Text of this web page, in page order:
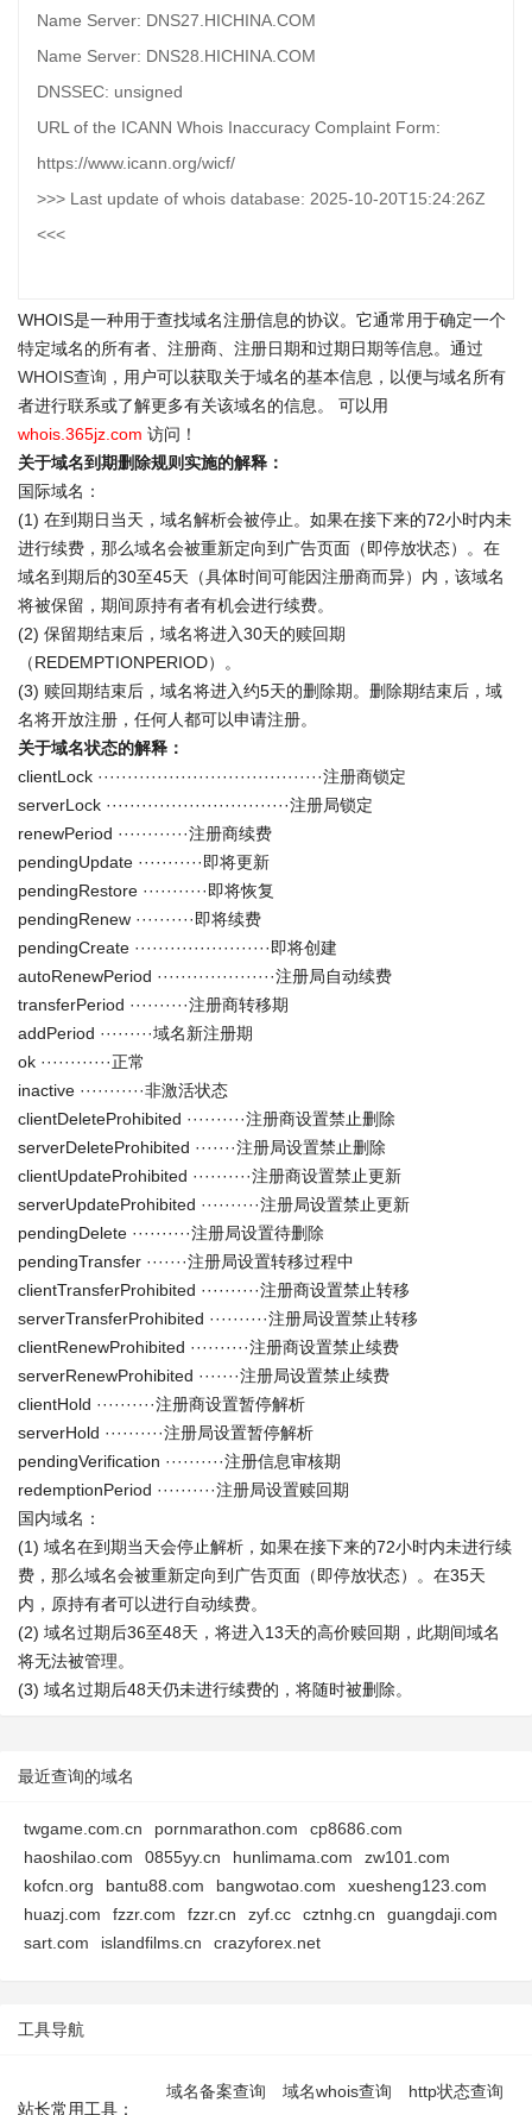
Name Server: DNS27.HICHINA.COM
Name Server: DNS28.HICHINA.COM
DNSSEC: unsigned
URL of the ICANN Whois Inaccuracy Complaint Form:
https://www.icann.org/wicf/
>>> Last update of whois database: 2025-10-20T15:24:26Z
<<<
WHOIS是一种用于查找域名注册信息的协议。它通常用于确定一个
特定域名的所有者、注册商、注册日期和过期日期等信息。通过
WHOIS查询 ，用户可以获取关于域名的基本信息，以便与域名所有
者进行联系或了解更多有关该域名的信息。 可以用
whois.365jz.com 访问！
关于域名到期删除规则实施的解释：
国际域名：
(1) 在到期日当天，域名解析会被停止。如果在接下来的72小时内未
进行续费，那么域名会被重新定向到广告页面（即停放状态）。在
域名到期后的30至45天（具体时间可能因注册商而异）内，该域名
将被保留，期间原持有者有机会进行续费。
(2) 保留期结束后，域名将进入30天的赎回期
（REDEMPTIONPERIOD）。
(3) 赎回期结束后，域名将进入约5天的删除期。删除期结束后，域
名将开放注册，任何人都可以申请注册。
关于域名状态的解释：
clientLock ······································注册商锁定
serverLock ·······························注册局锁定
renewPeriod ············注册商续费
pendingUpdate ···········即将更新
pendingRestore ···········即将恢复
pendingRenew ··········即将续费
pendingCreate ·······················即将创建
autoRenewPeriod ····················注册局自动续费
transferPeriod ··········注册商转移期
addPeriod ·········域名新注册期
ok ············正常
inactive ···········非激活状态
clientDeleteProhibited ··········注册商设置禁止删除
serverDeleteProhibited ·······注册局设置禁止删除
clientUpdateProhibited ··········注册商设置禁止更新
serverUpdateProhibited ··········注册局设置禁止更新
pendingDelete ··········注册局设置待删除
pendingTransfer ·······注册局设置转移过程中
clientTransferProhibited ··········注册商设置禁止转移
serverTransferProhibited ··········注册局设置禁止转移
clientRenewProhibited ··········注册商设置禁止续费
serverRenewProhibited ·······注册局设置禁止续费
clientHold ··········注册商设置暂停解析
serverHold ··········注册局设置暂停解析
pendingVerification ··········注册信息审核期
redemptionPeriod ··········注册局设置赎回期
国内域名：
(1) 域名在到期当天会停止解析，如果在接下来的72小时内未进行续
费，那么域名会被重新定向到广告页面（即停放状态）。在35天
内，原持有者可以进行自动续费。
(2) 域名过期后36至48天，将进入13天的高价赎回期，此期间域名
将无法被管理。
(3) 域名过期后48天仍未进行续费的，将随时被删除。
最近查询的域名
twgame.com.cn pornmarathon.com
cp8686.com
haoshilao.com
0855yy.cn hunlimama.com
zw101.com
kofcn.org
bantu88.com bangwotao.com
xuesheng123.com
huazj.com
fzzr.com fzzr.cn zyf.cc cztnhg.cn
guangdaji.com
sart.com
islandfilms.cn crazyforex.net
工具导航
站长常用工具：
域名备案查询 域名whois查询 http状态查询